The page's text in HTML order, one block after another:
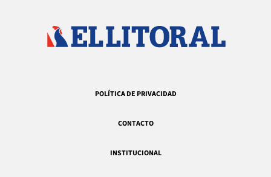
POLÍTICA DE PRIVACIDAD
CONTACTO
INSTITUCIONAL